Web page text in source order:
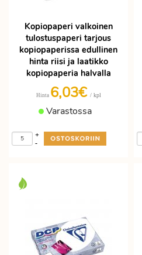
Kopiopaperi valkoinen
tulostuspaperi tarjous
kopiopaperissa edullinen
hinta riisi ja laatikko
kopiopaperia halvalla
Hinta 6,03€ / kpl
Varastossa
-
+